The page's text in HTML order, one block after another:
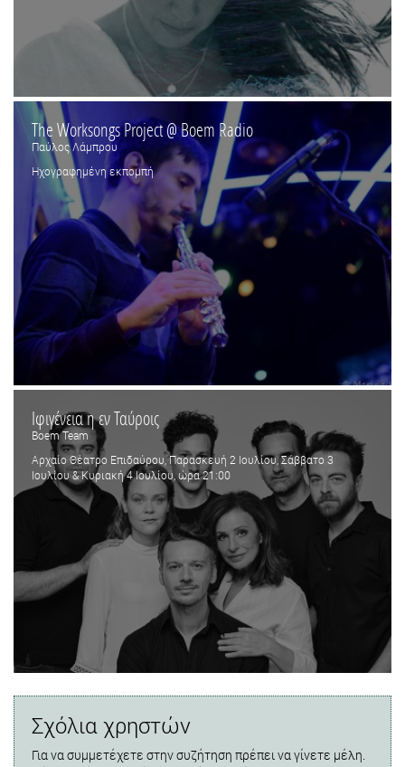
The Worksongs Project @ Boem Radio
Παύλος Λάμπρου
Ηχογραφημένη εκπομπή
Ιφιγένεια η εν Ταύροις
Boem Team
Αρχαίο Θέατρο Επιδαύρου, Παρασκευή 2 Ιουλίου, Σάββατο 3
Ιουλίου & Κυριακή 4 Ιουλίου, ώρα 21:00
Σχόλια χρηστών
Για να συμμετέχετε στην συζήτηση πρέπει να γίνετε μέλη.